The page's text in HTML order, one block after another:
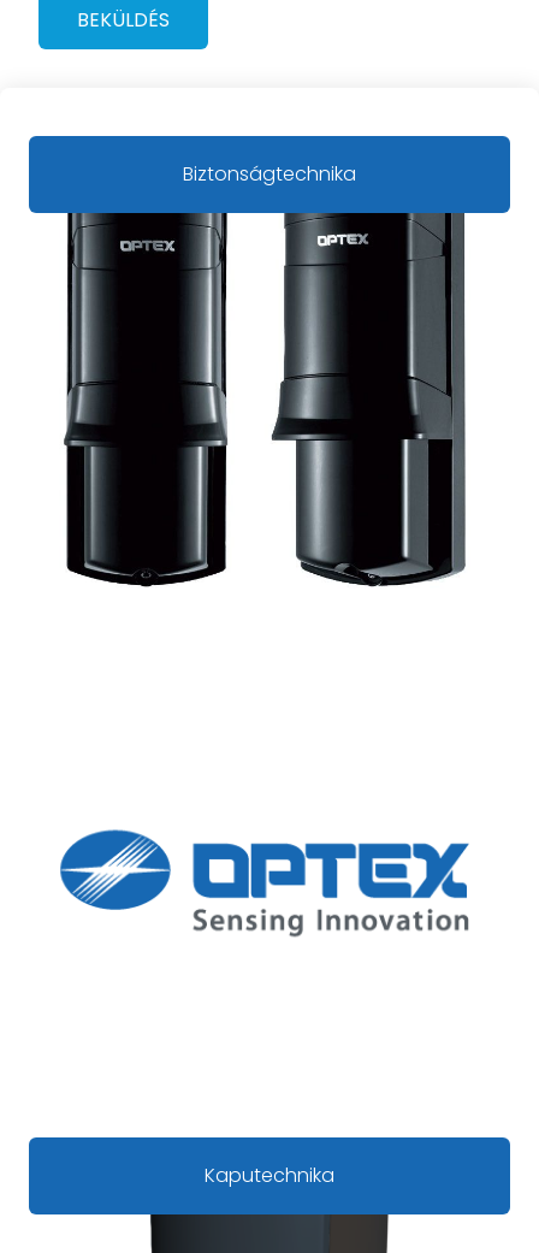
BEKÜLDÉS
Biztonságtechnika
Kaputechnika